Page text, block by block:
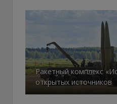
Ракетный комплекс
открытых источников